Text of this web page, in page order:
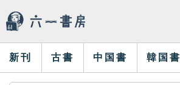
新刊 古書 中国書 韓国書